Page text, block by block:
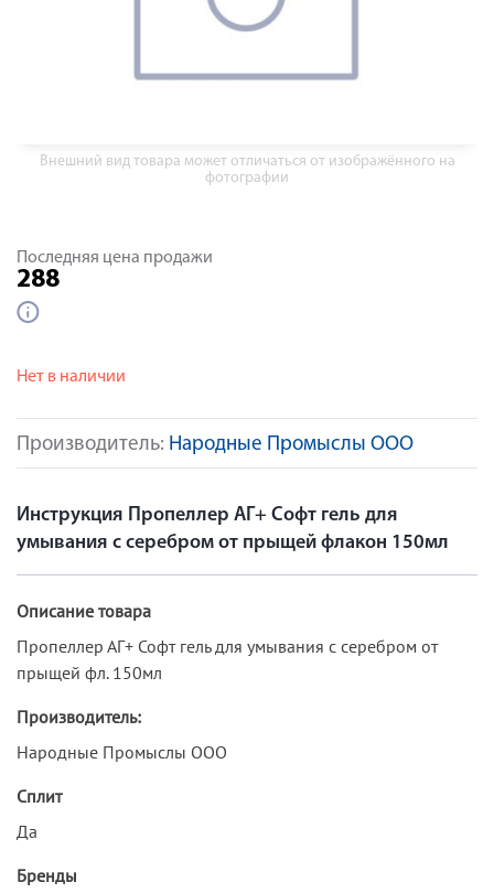
Внешний вид товара может отличаться от изображённого на
фотографии
Производитель: Народные Промыслы ООО
Последняя цена продажи
288
Нет в наличии
Инструкция Пропеллер АГ+ Софт гель для
умывания с серебром от прыщей флакон 150мл
Описание товара
Пропеллер АГ+ Софт гель для умывания с серебром от
прыщей фл. 150мл
Производитель:
Народные Промыслы ООО
Сплит
Да
Бренды